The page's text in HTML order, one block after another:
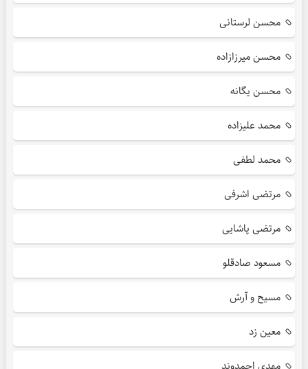
محسن لرستانی
محسن میرزازاده
محسن یگانه
محمد علیزاده
محمد لطفی
مرتضی اشرفی
مرتضی پاشایی
مسعود صادقلو
مسیح و آرش
معین زد